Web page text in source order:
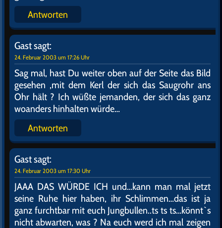
OOOHH TOOOLLLL…endlich…aber heut schaff
ich`s freilich nicht mehr..`s schon sooo späät…und
ich brauch meinen Schönheitsschlaf…da hilft nix…
was sein muß, muß sein…also bis morgen Mädels
TSCHÜÜÜÜÜHÜÜÜS und träumt was geiles….
Antworten
Gastsagt:
Sieht so aus als schliefen wir morgen in rosa
Bettwäsche…
Antworten
Gast sagt:
24. Februar 2003 um 17:22 Uhr
Pfui pfui, Du kleines Lästermäulchen…das hab ich